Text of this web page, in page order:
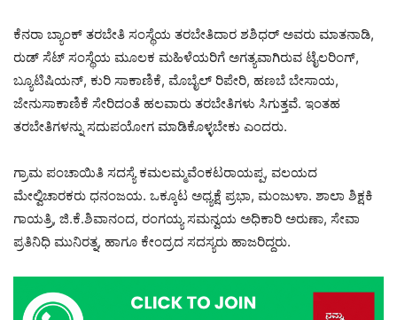
ಕೆನರಾ ಬ್ಯಾಂಕ್ ತರಬೇತಿ ಸಂಸ್ಥೆಯ ತರಬೇತಿದಾರ ಶಶಿಧರ್ ಅವರು ಮಾತನಾಡಿ,
ರುಡ್ ಸೆಟ್ ಸಂಸ್ಥೆಯ ಮೂಲಕ ಮಹಿಳೆಯರಿಗೆ ಅಗತ್ಯವಾಗಿರುವ ಟೈಲರಿಂಗ್,
ಬ್ಯೂಟಿಷಿಯನ್, ಕುರಿ ಸಾಕಾಣಿಕೆ, ಮೊಬೈಲ್ ರಿಪೇರಿ, ಹಣಬೆ ಬೇಸಾಯ,
ಜೇನುಸಾಕಾಣಿಕೆ ಸೇರಿದಂತೆ ಹಲವಾರು ತರಬೇತಿಗಳು ಸಿಗುತ್ತವೆ. ಇಂತಹ
ತರಬೇತಿಗಳನ್ನು ಸದುಪಯೋಗ ಮಾಡಿಕೊಳ್ಳಬೇಕು ಎಂದರು.
ಗ್ರಾಮ ಪಂಚಾಯಿತಿ ಸದಸ್ಯೆ ಕಮಲಮ್ಮವೆಂಕಟರಾಯಪ್ಪ, ವಲಯದ
ಮೇಲ್ವಿಚಾರಕರು ಧನಂಜಯ. ಒಕ್ಕೂಟ ಅಧ್ಯಕ್ಷೆ ಪ್ರಭಾ, ಮಂಜುಳಾ. ಶಾಲಾ ಶಿಕ್ಷಕಿ
ಗಾಯತ್ರಿ, ಜಿ.ಕೆ.ಶಿವಾನಂದ, ರಂಗಯ್ಯ ಸಮನ್ವಯ ಅಧಿಕಾರಿ ಅರುಣಾ, ಸೇವಾ
ಪ್ರತಿನಿಧಿ ಮುನಿರತ್ನ, ಹಾಗೂ ಕೇಂದ್ರದ ಸದಸ್ಯರು ಹಾಜರಿದ್ದರು.